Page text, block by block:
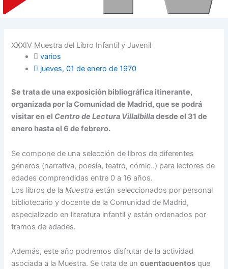
XXXIV Muestra del Libro Infantil y Juvenil
varios
jueves, 01 de enero de 1970
Se trata de una exposición bibliográfica itinerante,
organizada por la Comunidad de Madrid, que se podrá
visitar en el Centro de Lectura Villalbilladesde el 31 de
enero hasta el 6 de febrero.
Se compone de una selección de libros de diferentes
géneros (narrativa, poesía, teatro, cómic..) para lectores de
edades comprendidas entre 0 a 16 años.
Los libros de laMuestraestán seleccionados por personal
bibliotecario y docente de la Comunidad de Madrid,
especializado en literatura infantil y están ordenados por
tramos de edades.
Además, este año podremos disfrutar de la actividad
asociada a la Muestra. Se trata de uncuentacuentos que